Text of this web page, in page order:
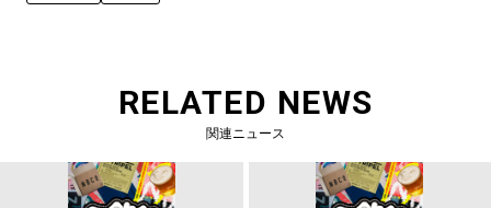
RELATED NEWS
関連ニュース